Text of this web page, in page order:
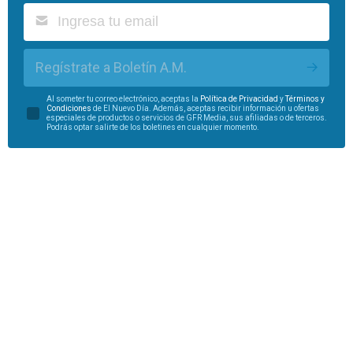
Regístrate a Boletín A.M.
Al someter tu correo electrónico, aceptas la Política de Privacidad yTérminos y
Condiciones de El Nuevo Día. Además, aceptas recibir información u ofertas
especiales de productos o servicios de GFR Media, sus afiliadas o de terceros.
Podrás optar salirte de los boletines en cualquier momento.